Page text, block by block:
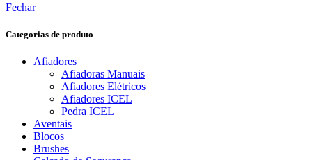
Fechar
Categorias de produto
Afiadores
Afiadoras Manuais
Afiadores Elétricos
Afiadores ICEL
Pedra ICEL
Aventais
Blocos
Brushes